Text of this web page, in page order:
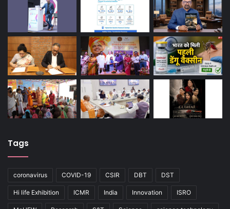
Tags
coronavirus COVID-19 CSIR DBT DST
Hi life Exhibition ICMR India Innovation ISRO